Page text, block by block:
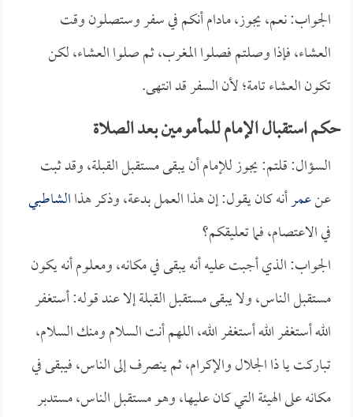
الجواب: نعم، يجوز، مادام أنكم في سفر وستصلون وقت
العشاء، فإذا وصلتم فصلوا المغرب، ثم صلوا العشاء، لكن
تكون العشاء تامة؛ لأن السفر قد انتهى.
حكم استقبال الإمام للمأمومين بعد الصلاة
السؤال: قلتم: يجوز للإمام أن يبقى مستقبل القبلة، وقد ثبت
عنعمرأنه كان يقول: إن هذا العمل بدعة، وذكر هذاالشاطبي
في الاعتصام، فما تعليقكم؟
الجواب: الذي أجبت عليه أنه يبقى في مكانه، ومعلوم أنه يكون
مستقبل الناس، ولا يبقى مستقبل القبلة إلا عند قوله: أستغفر
الله أستغفر الله أستغفر الله، اللهم أنت السلام ومنك السلام،
تباركت يا ذا الجلال والإكرام، ثم ينصرف إلى الناس، فيبقى في
مكانه على الهيئة التي كان عليها، وهو مستقبل الناس، مستدبر